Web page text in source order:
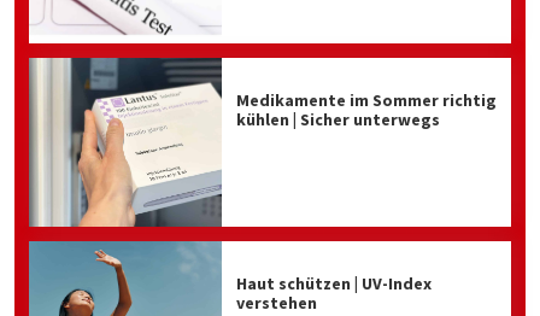
Medikamente im Sommer richtig
kühlen | Sicher unterwegs
Haut schützen | UV-Index
verstehen